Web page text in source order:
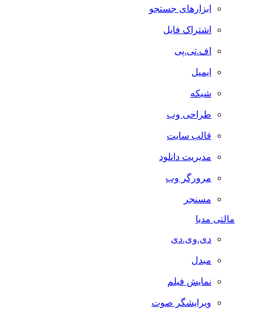
ابزارهای جستجو
اشتراک فایل
اف.تی.پی
ایمیل
شبکه
طراحی وب
قالب سایت
مدیریت دانلود
مرورگر وب
مسنجر
مالتی مدیا
دی.وی.دی
مبدل
نمایش فیلم
ویرایشگر صوت